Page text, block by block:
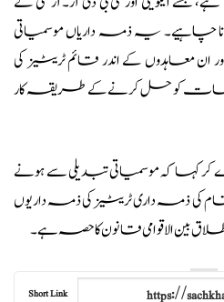
چاہیے۔ یہ ذمہ داریاں موسمیاتی
معاہدوں کے اندر قائم ٹریٹیز کی
کو حل کرنے کے طریقہ کار
کہا کہ موسمیاتی تبدیلی سے ہونے
ذمہ داری ٹریٹیز کی ذمہ داریوں
بین الاقوامی قانون کا حصہ ہے۔
Short Link